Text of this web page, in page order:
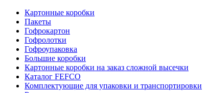
Картонные коробки
Пакеты
Гофрокартон
Гофролотки
Гофроупаковка
Большие коробки
Картонные коробки на заказ сложной высечки
Каталог FEFCO
Комплектующие для упаковки и транспортировки